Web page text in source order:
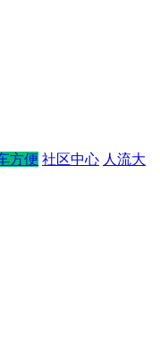
方便 社区中心 人流大